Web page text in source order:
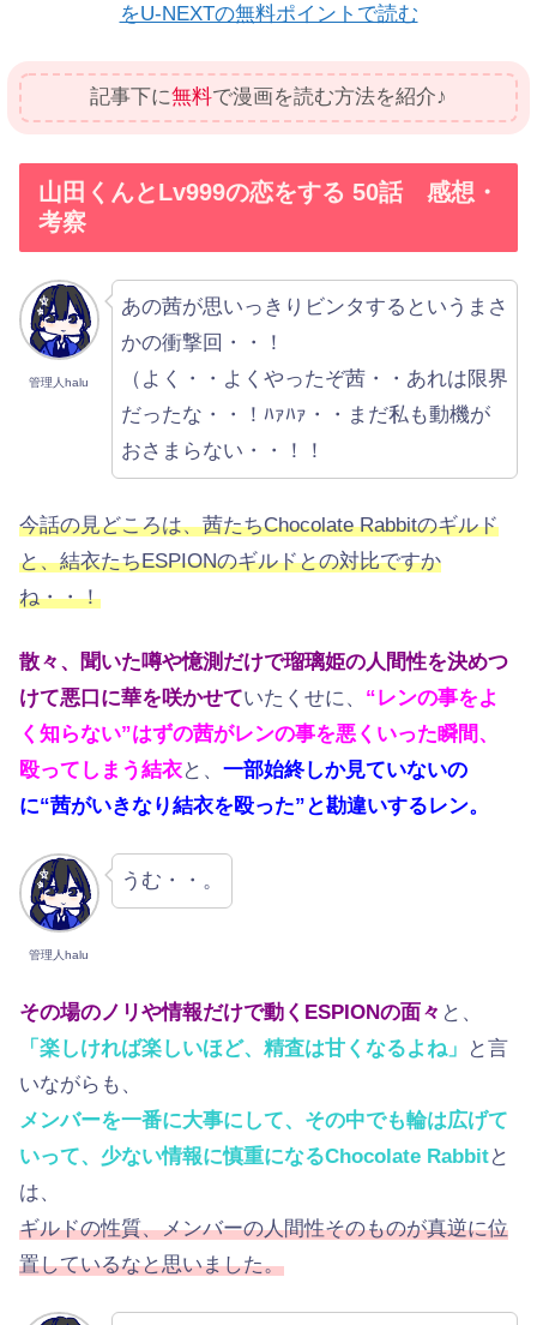
をU-NEXTの無料ポイントで読む
記事下に無料で漫画を読む方法を紹介♪
山田くんとLv999の恋をする 50話 感想・
考察
管理人halu
あの茜が思いっきりビンタするというまさ
かの衝撃回・・！
（よく・・よくやったぞ茜・・あれは限界
だったな・・！ﾊｧﾊｧ・・まだ私も動機が
おさまらない・・！！
今話の見どころは、茜たちChocolate Rabbitのギルド
と、結衣たちESPIONのギルドとの対比ですか
ね・・！
散々、聞いた噂や憶測だけで瑠璃姫の人間性を決めつ
けて悪口に華を咲かせていたくせに、 “レンの事をよ
く知らない”はずの茜がレンの事を悪くいった瞬間、
殴ってしまう結衣と、 一部始終しか見ていないの
に“茜がいきなり結衣を殴った”と勘違いするレン。
管理人halu
うむ・・。
その場のノリや情報だけで動くESPIONの面々 と、
「楽しければ楽しいほど、精査は甘くなるよね」
と言
いながらも、
メンバーを一番に大事にして、その中でも輪は広げて
いって、少ない情報に慎重になるChocolate Rabbitと
は、
ギルドの性質、メンバーの人間性そのものが真逆に位
置しているなと思いました。